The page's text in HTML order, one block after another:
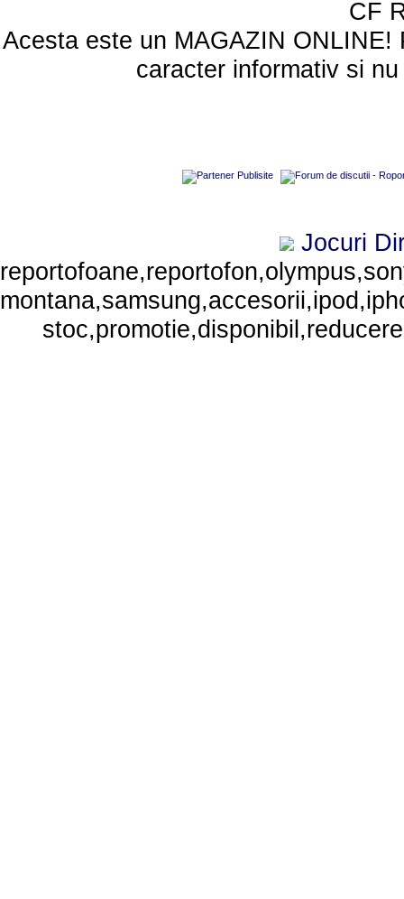
CF
Acesta este un MAGAZIN
caracter informativ si
Jocuri